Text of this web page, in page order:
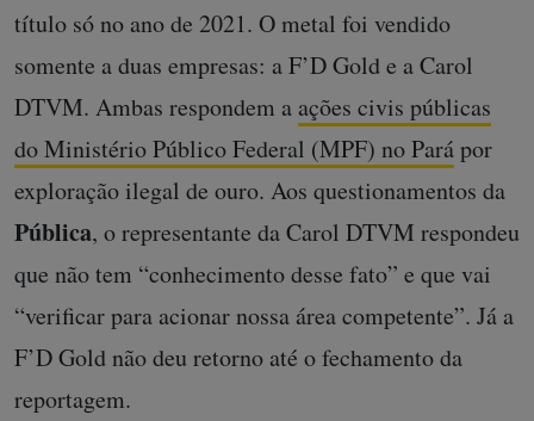
título só no ano de 2021. O metal foi vendido
somente a duas empresas: a F’D Gold e a Carol
DTVM. Ambas respondem a ações civis públicas
do Ministério Público Federal (MPF) no Parápor
exploração ilegal de ouro. Aos questionamentos da
Pública, o representante da Carol DTVM respondeu
que não tem “conhecimento desse fato” e que vai
“verificar para acionar nossa área competente”. Já a
F’D Gold não deu retorno até o fechamento da
reportagem.